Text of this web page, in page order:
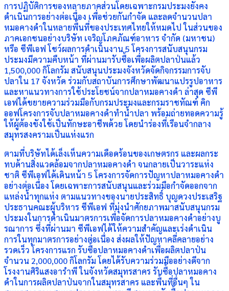
การปฏิบัติการของหลายภาคส่วนโดยเฉพาะกรมประมงยังคง
ดำเนินการอย่างต่อเนื่อง เพื่อช่วยกันกำจัด และลดจำนวนปลา
หมอคางดำในหลายพื้นที่ของประเทศไทยให้หมดไป ในส่วนของ
ภาคเอกชนอย่างบริษัท เจริญโภคภัณฑ์อาหาร จำกัด (มหาชน)​
หรือ​ ซีพีเอฟ โชว์ผลการดำเนินงาน 5 โครงการสนับสนุนกรม
ประมงมีความคืบหน้า ที่ผ่านมารับซื้อเพื่อผลิตปลาป่นแล้ว
1,500,000 กิโลกรัม สนับสนุนประมงจังหวัดจัดกิจกรรมการจับ
ปลาใน 17 จังหวัด ร่วมกับสถาบันการศึกษาพัฒนาแปรรูปอาหาร
และหาแนวทางการใช้ประโยชน์จากปลาหมอคางดำ ล่าสุด ซีพี
เอฟได้ขยายความร่วมมือกับกรมประมงและกรมราชทัณฑ์ คิก
ออฟโครงการจับปลาหมอคางดำทำน้ำปลา พร้อมถ่ายทอดความรู้
ให้ผู้ต้องขังใช้เป็นทักษะอาชีพด้วย โดยนำร่องที่เรือนจำกลาง
สมุทรสงครามเป็นแห่งแรก
ตามที่บริษัทได้เล็งเห็นความเดือดร้อนของเกษตรกร และผลกระ
ทบด้านสิ่งแวดล้อมจากปลาหมอคางดำ จนกลายเป็นวาระแห่ง
ชาติ ซีพีเอฟได้เดินหน้า 5 โครงการจัดการปัญหาปลาหมอคางดำ
อย่างต่อเนื่อง โดยเฉพาะการสนับสนุนและร่วมมือกำจัดออกจาก
แหล่งน้ำทุกแห่ง ตามแนวทางของนายประสิทธิ์ บุญดวงประเสริฐ
ประธานคณะผู้บริหาร ซีพีเอฟ ที่มุ่งนำศักยภาพมาสนับสนุนกรม
ประมงในการดำเนินมาตรการเพื่อจัดการปลาหมอคางดำอย่างบู
รณาการ ซึ่งที่ผ่านมา ซีพีเอฟได้ให้ความสำคัญและเร่งดำเนิน
การในทุกมาตรการอย่างต่อเนื่อง ส่งผลให้ปัญหาคลี่คลายอย่าง
รวดเร็ว โครงการแรก รับซื้อปลาหมอคางดำเพื่อผลิตปลาป่น
จำนวน 2,000,000 กิโลกรัม โดยได้รับความร่วมมืออย่างดีจาก
โรงงานศิริแสงอารำพี ในจังหวัดสมุทรสาคร รับซื้อปลาหมอคาง
ดำในการผลิตปลาป่นจากในสมุทรสาคร และพื้นที่อื่นๆ ใน